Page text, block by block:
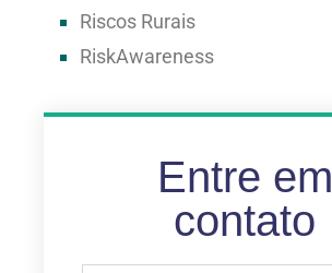
Riscos Rurais
RiskAwareness
Entre em
contato